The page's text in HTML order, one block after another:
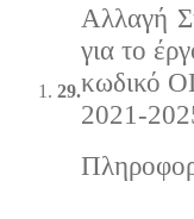
29.
Αλλαγή
για το
κωδικό
2021-